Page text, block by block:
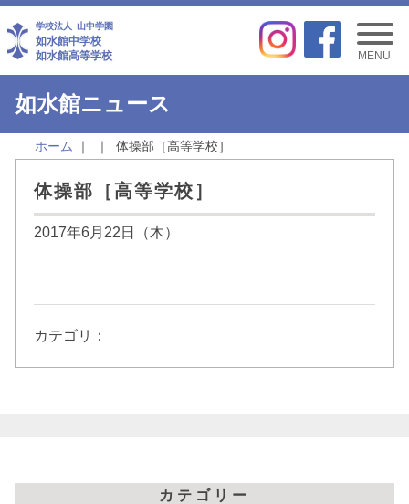
学校法人 山中学園
如水館中学校
如水館高等学校
MENU
如水館ニュース
ホーム 体操部［高等学校］
体操部［高等学校］
2017年6月22日（木）
カテゴリ：
カテゴリー